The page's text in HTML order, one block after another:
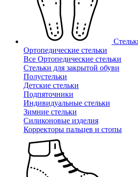
Ортопедические стельки
Все Ортопедические стельки
Стельки для закрытой обуви
Полустельки
Детские стельки
Подпяточники
Индивидуальные стельки
Зимние стельки
Силиконовые изделия
Корректоры пальцев и стопы